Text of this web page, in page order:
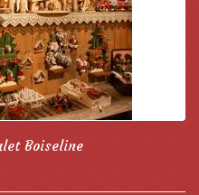
Boiseline